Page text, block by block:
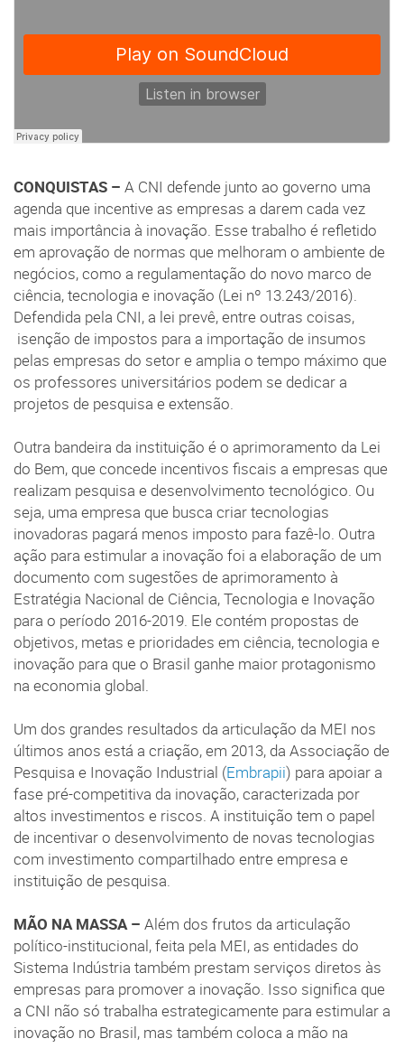
CONQUISTAS – A CNI defende junto ao governo uma
agenda que incentive as empresas a darem cada vez
mais importância à inovação. Esse trabalho é refletido
em aprovação de normas que melhoram o ambiente de
negócios, como a regulamentação do novo marco de
ciência, tecnologia e inovação (Lei nº 13.243/2016).
Defendida pela CNI, a lei prevê, entre outras coisas,
isenção de impostos para a importação de insumos
pelas empresas do setor e amplia o tempo máximo que
os professores universitários podem se dedicar a
projetos de pesquisa e extensão.
Outra bandeira da instituição é o aprimoramento da Lei
do Bem, que concede incentivos fiscais a empresas que
realizam pesquisa e desenvolvimento tecnológico. Ou
seja, uma empresa que busca criar tecnologias
inovadoras pagará menos imposto para fazê-lo. Outra
ação para estimular a inovação foi a elaboração de um
documento com sugestões de aprimoramento à
Estratégia Nacional de Ciência, Tecnologia e Inovação
para o período 2016-2019. Ele contém propostas de
objetivos, metas e prioridades em ciência, tecnologia e
inovação para que o Brasil ganhe maior protagonismo
na economia global.
Um dos grandes resultados da articulação da MEI nos
últimos anos está a criação, em 2013, da Associação de
Pesquisa e Inovação Industrial (Embrapii) para apoiar a
fase pré-competitiva da inovação, caracterizada por
altos investimentos e riscos. A instituição tem o papel
de incentivar o desenvolvimento de novas tecnologias
com investimento compartilhado entre empresa e
instituição de pesquisa.
MÃO NA MASSA – Além dos frutos da articulação
político-institucional, feita pela MEI, as entidades do
Sistema Indústria também prestam serviços diretos às
empresas para promover a inovação. Isso significa que
a CNI não só trabalha estrategicamente para estimular a
inovação no Brasil, mas também coloca a mão na